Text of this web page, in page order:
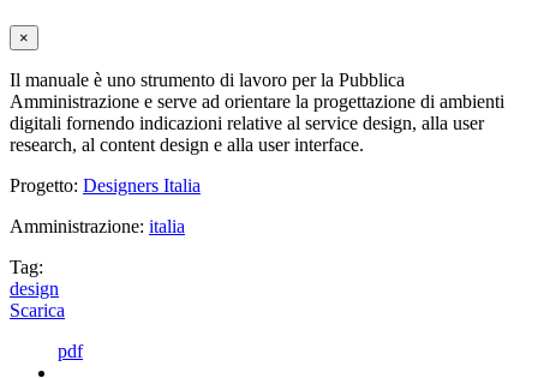
×
Il manuale è uno strumento di lavoro per la Pubblica
Amministrazione e serve ad orientare la progettazione di ambienti
digitali fornendo indicazioni relative al service design, alla user
research, al content design e alla user interface.
Progetto: Designers Italia
Amministrazione: italia
Tag:
design
Scarica
pdf